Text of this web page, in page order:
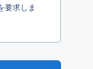
要求しま